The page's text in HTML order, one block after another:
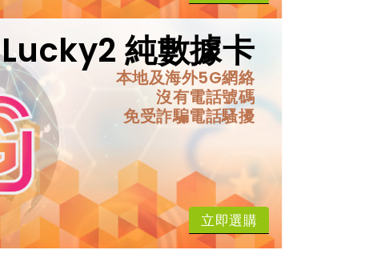
Lucky2 純數據卡
本地及海外5G網絡
沒有電話號碼
免受詐騙電話騷擾
立即選購